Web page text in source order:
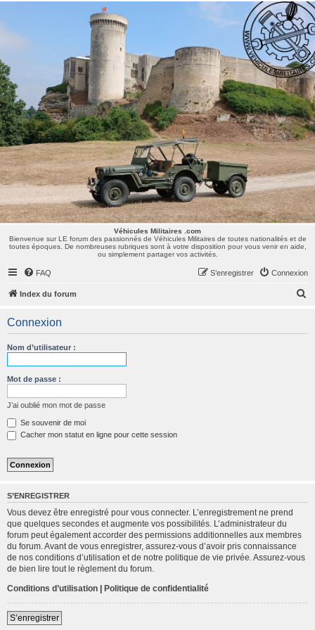
Véhicules Militaires .com
Bienvenue sur LE forum des passionnés de Véhicules Militaires de toutes nationalités et de
toutes époques. De nombreuses rubriques sont à votre disposition pour vous venir en aide,
ou simplement partager vos activités.
Véhicules Militaires .com
Bienvenue sur LE forum des passionnés de Véhicules Militaires de toutes nationalités et de
toutes époques. De nombreuses rubriques sont à votre disposition pour vous venir en aide,
ou simplement partager vos activités.
FAQ Connexion
S’enregistrer
Index du forum
Connexion
Nom d’utilisateur :
Mot de passe :
J’ai oublié mon mot de passe
Se souvenir de moi
Cacher mon statut en ligne pour cette session
S’ENREGISTRER
Vous devez être enregistré pour vous connecter. L’enregistrement ne prend
que quelques secondes et augmente vos possibilités. L’administrateur du
forum peut également accorder des permissions additionnelles aux membres
du forum. Avant de vous enregistrer, assurez-vous d’avoir pris connaissance
de nos conditions d’utilisation et de notre politique de vie privée. Assurez-vous
de bien lire tout le règlement du forum.
Conditions d’utilisation | Politique de confidentialité
S’enregistrer